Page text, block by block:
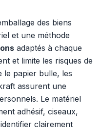
des biens
et une méthode
adaptés à chaque
et limite les risques de
le papier bulle, les
assurent une
Le matériel
adhésif, ciseaux,
clairement